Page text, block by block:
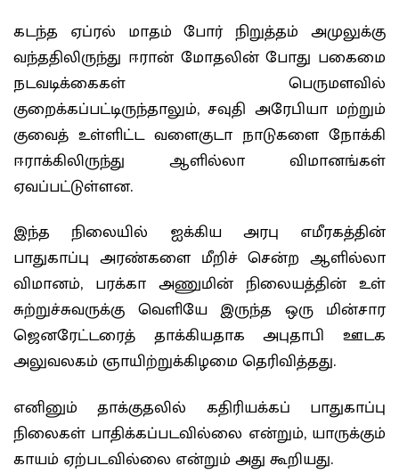
கடந்த ஏப்ரல் மாதம் போர் நிறுத்தம் அமுலுக்கு
வந்ததிலிருந்து ஈரான் மோதலின் போது பகைமை
நடவடிக்கைகள் பெருமளவில்
குறைக்கப்பட்டிருந்தாலும், சவுதி அரேபியா மற்றும்
குவைத் உள்ளிட்ட வளைகுடா நாடுகளை நோக்கி
ஈராக்கிலிருந்து ஆளில்லா விமானங்கள்
ஏவப்பட்டுள்ளன.
இந்த நிலையில் ஐக்கிய அரபு எமீரகத்தின்
பாதுகாப்பு அரண்களை மீறிச் சென்ற ஆளில்லா
விமானம், பரக்கா அணுமின் நிலையத்தின் உள்
சுற்றுச்சுவருக்கு வெளியே இருந்த ஒரு மின்சார
ஜெனரேட்டரைத் தாக்கியதாக அபுதாபி ஊடக
அலுவலகம் ஞாயிற்றுக்கிழமை தெரிவித்தது.
எனினும் தாக்குதலில் கதிரியக்கப் பாதுகாப்பு
நிலைகள் பாதிக்கப்படவில்லை என்றும், யாருக்கும்
காயம் ஏற்படவில்லை என்றும் அது கூறியது.